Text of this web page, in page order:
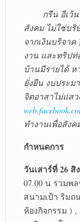
กรีน อีเว้นท์
สังคม ไม่ใช่บริ
จากเงินบริจา
งาน และทริป
บ้านมีรายได้ ห
ยั่งยืน งบประ
จิตอาสาไม่แส
ทำงานเพื่อสัง
กำหนดการ
วันเสาร์ที่ 26 สิ
07.00 น รวมพ
สนามเป้า ริม
ห้องกิจกรรม ) ,